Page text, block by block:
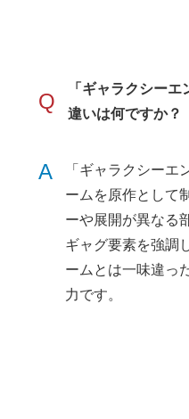
Q
「ギャラクシー
違いは何ですか？
A
「ギャラクシー
ームを原作として
ーや展開が異なる
ギャグ要素を強調
ームとは一味違っ
力です。